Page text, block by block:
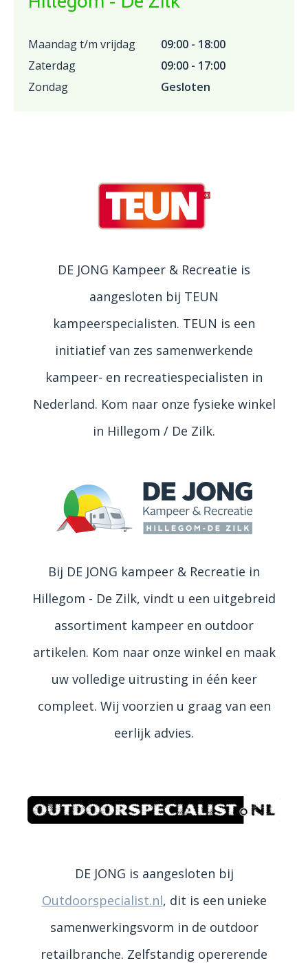
Maandag t/m vrijdag
09:00 - 18:00
Zaterdag
09:00 - 17:00
Zondag
Gesloten
DE JONG Kampeer & Recreatie is
aangesloten bij TEUN
kampeerspecialisten. TEUN is een
initiatief van zes samenwerkende
kampeer- en recreatiespecialisten in
Nederland. Kom naar onze fysieke winkel
in Hillegom / De Zilk.
Bij DE JONG kampeer & Recreatie in
Hillegom - De Zilk, vindt u een uitgebreid
assortiment kampeer en outdoor
artikelen. Kom naar onze winkel en maak
uw volledige uitrusting in één keer
compleet. Wij voorzien u graag van een
eerlijk advies.
DE JONG is aangesloten bij
Outdoorspecialist.nl, dit is een unieke
samenwerkingsvorm in de outdoor
retailbranche. Zelfstandig opererende